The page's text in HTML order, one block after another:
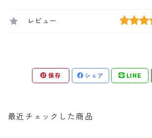
レビュー
保存 シェア LINE
最近チェックした商品